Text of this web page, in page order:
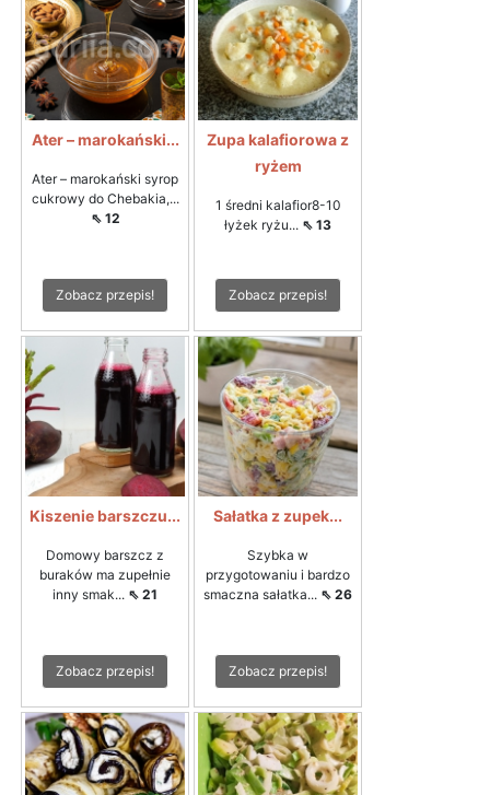
Ater – marokański...
Ater – marokański syrop
cukrowy do Chebakia,...
⇖ 12
Zobacz przepis!
Zupa kalafiorowa z
ryżem
1 średni kalafior8-10
łyżek ryżu... ⇖ 13
Zobacz przepis!
Kiszenie barszczu...
Domowy barszcz z
buraków ma zupełnie
inny smak... ⇖ 21
Zobacz przepis!
Sałatka z zupek...
Szybka w
przygotowaniu i bardzo
smaczna sałatka... ⇖ 26
Zobacz przepis!